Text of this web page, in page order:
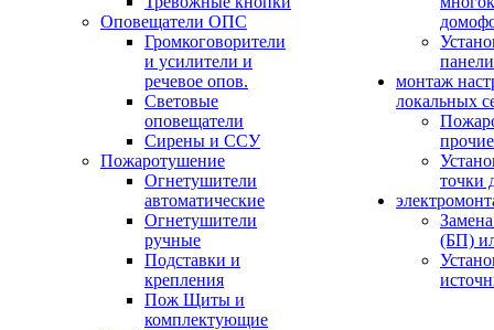
Оповещатели ОПС
Громкоговорители
и усилители и
речевое опов.
Световые
оповещатели
Сирены и ССУ
Пожаротушение
Огнетушители
автоматические
Огнетушители
ручные
Подставки и
крепления
Пож Щиты и
комплектующие
панели
монтаж
локальных
точки
(БП)